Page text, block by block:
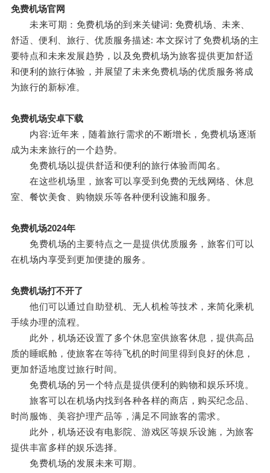
免费机场官网
未来可期：免费机场的到来关键词: 免费机场、未来、
舒适、便利、旅行、优质服务描述: 本文探讨了免费机场的主
要特点和未来发展趋势，以及免费机场为旅客提供更加舒适
和便利的旅行体验，并展望了未来免费机场的优质服务将成
为旅行的新标准。
免费机场安卓下载
内容:近年来，随着旅行需求的不断增长，免费机场逐渐
成为未来旅行的一个趋势。
免费机场以提供舒适和便利的旅行体验而闻名。
在这些机场里，旅客可以享受到免费的无线网络、休息
室、餐饮美食、购物娱乐等各种便利设施和服务。
免费机场2024年
免费机场的主要特点之一是提供优质服务，旅客们可以
在机场内享受到更加便捷的服务。
免费机场打不开了
他们可以通过自助登机、无人机检等技术，来简化乘机
手续办理的流程。
此外，机场还设置了多个休息室供旅客休息，提供高品
质的睡眠舱，使旅客在等待飞机的时间里得到良好的休息，
更加舒适地度过旅行时间。
免费机场的另一个特点是提供便利的购物和娱乐环境。
旅客可以在机场内找到各种各样的商店，购买纪念品、
时尚服饰、美容护理产品等，满足不同旅客的需求。
此外，机场还设有电影院、游戏区等娱乐设施，为旅客
提供丰富多样的娱乐选择。
免费机场的发展未来可期。